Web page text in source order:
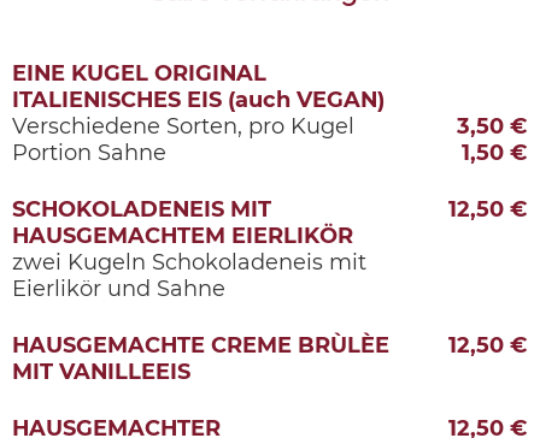
EINE KUGEL ORIGINAL
ITALIENISCHES EIS (auch VEGAN)
Verschiedene Sorten, pro Kugel
Portion Sahne
3,50 €
1,50 €
SCHOKOLADENEIS MIT
HAUSGEMACHTEM EIERLIKÖR
zwei Kugeln Schokoladeneis mit
Eierlikör und Sahne
12,50 €
HAUSGEMACHTE CREME BRÙLÈE
MIT VANILLEEIS
12,50 €
HAUSGEMACHTER
12,50 €